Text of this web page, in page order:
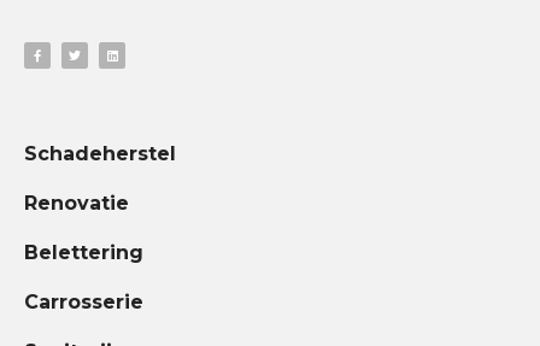
Schadeherstel
Renovatie
Belettering
Carrosserie